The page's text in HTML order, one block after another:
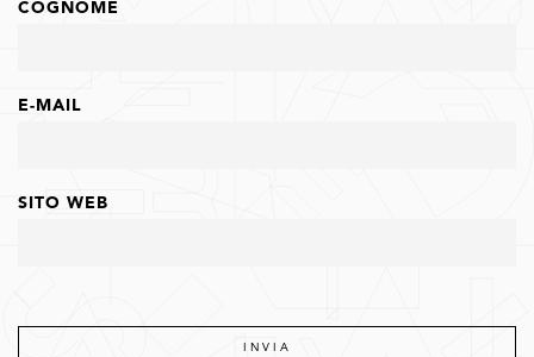
COGNOME
E-MAIL
SITO WEB